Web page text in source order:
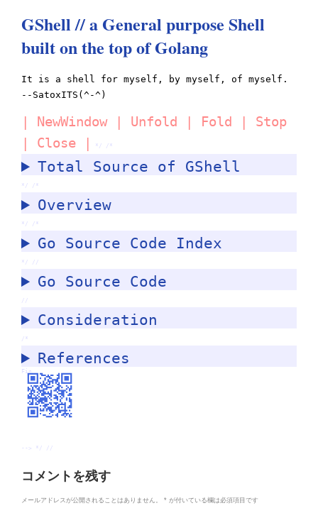
GShell // a General purpose Shell
built on the top of Golang
It is a shell for myself, by myself, of myself.
--SatoxITS(^-^)
NewWindow| Unfold Fold
Stop
Close */ /*
Total Source of GShell
*/ /*
Overview
*/ /*
Go Source Code Index
*/ //
Go Source Code
//
Consideration
/*
References
Fin.
--> */ //
コメントを残す
メールアドレスが公開されることはありません。 * が付いている欄は必須項目です